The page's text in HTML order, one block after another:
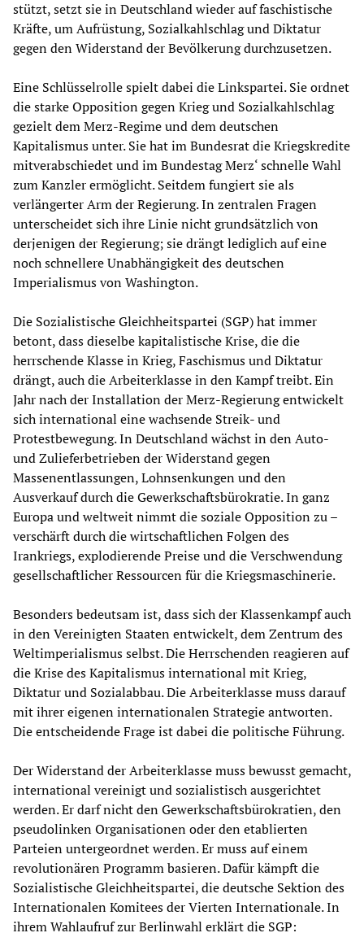
stützt, setzt sie in Deutschland wieder auf faschistische
Kräfte, um Aufrüstung, Sozialkahlschlag und Diktatur
gegen den Widerstand der Bevölkerung durchzusetzen.
Eine Schlüsselrolle spielt dabei die Linkspartei. Sie ordnet
die starke Opposition gegen Krieg und Sozialkahlschlag
gezielt dem Merz-Regime und dem deutschen
Kapitalismus unter. Sie hat im Bundesrat die Kriegskredite
mitverabschiedet und im Bundestag Merz‘ schnelle Wahl
zum Kanzler ermöglicht. Seitdem fungiert sie als
verlängerter Arm der Regierung. In zentralen Fragen
unterscheidet sich ihre Linie nicht grundsätzlich von
derjenigen der Regierung; sie drängt lediglich auf eine
noch schnellere Unabhängigkeit des deutschen
Imperialismus von Washington.
Die Sozialistische Gleichheitspartei (SGP) hat immer
betont, dass dieselbe kapitalistische Krise, die die
herrschende Klasse in Krieg, Faschismus und Diktatur
drängt, auch die Arbeiterklasse in den Kampf treibt. Ein
Jahr nach der Installation der Merz-Regierung entwickelt
sich international eine wachsende Streik- und
Protestbewegung. In Deutschland wächst in den Auto-
und Zulieferbetrieben der Widerstand gegen
Massenentlassungen, Lohnsenkungen und den
Ausverkauf durch die Gewerkschaftsbürokratie. In ganz
Europa und weltweit nimmt die soziale Opposition zu –
verschärft durch die wirtschaftlichen Folgen des
Irankriegs, explodierende Preise und die Verschwendung
gesellschaftlicher Ressourcen für die Kriegsmaschinerie.
Besonders bedeutsam ist, dass sich der Klassenkampf auch
in den Vereinigten Staaten entwickelt, dem Zentrum des
Weltimperialismus selbst. Die Herrschenden reagieren auf
die Krise des Kapitalismus international mit Krieg,
Diktatur und Sozialabbau. Die Arbeiterklasse muss darauf
mit ihrer eigenen internationalen Strategie antworten.
Die entscheidende Frage ist dabei die politische Führung.
Der Widerstand der Arbeiterklasse muss bewusst gemacht,
international vereinigt und sozialistisch ausgerichtet
werden. Er darf nicht den Gewerkschaftsbürokratien, den
pseudolinken Organisationen oder den etablierten
Parteien untergeordnet werden. Er muss auf einem
revolutionären Programm basieren. Dafür kämpft die
Sozialistische Gleichheitspartei, die deutsche Sektion des
Internationalen Komitees der Vierten Internationale. In
ihrem Wahlaufruf zur Berlinwahl erklärt die SGP: